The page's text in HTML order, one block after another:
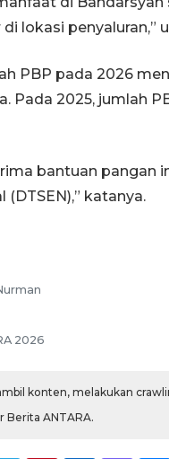
lokasi penyaluran,”
PBP pada 2026
Pada 2025, jumlah
bantuan pangan
katanya.
2026
konten, melakukan
Berita ANTARA.